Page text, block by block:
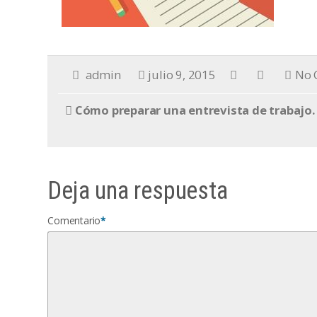
admin julio 9, 2015 No
Cómo preparar una entrevista de trabajo.
Deja una respuesta
Comentario*